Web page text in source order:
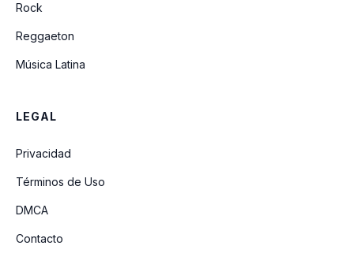
Rock
Reggaeton
Música Latina
LEGAL
Privacidad
Términos de Uso
DMCA
Contacto